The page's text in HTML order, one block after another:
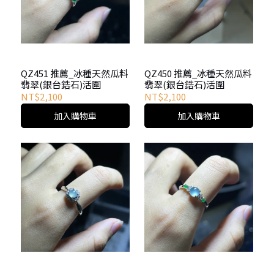
QZ451 推薦_冰種天然瓜料
翡翠(銀台鋯石)活圍
NT$2,100
加入購物車
QZ450 推薦_冰種天然瓜料
翡翠(銀台鋯石)活圍
NT$2,100
加入購物車